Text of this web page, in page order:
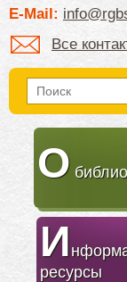
E-Mail:
Все
О
И
ресурсы